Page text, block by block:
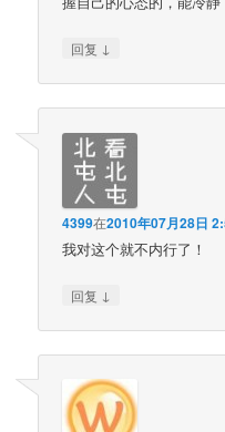
回复 ↓
4399在2010年07月28日
我对这个就不内行了！
回复 ↓